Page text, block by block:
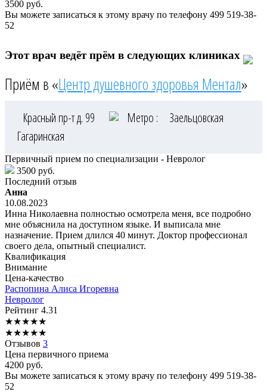
3500 руб.
Вы можете записаться к этому врачу по телефону 499 519-38-
52
Этот врач ведёт прём в следующих клиниках
Приём в «Центр душевного здоровья Ментал»
Красный пр-т д. 99 Метро :
Заельцовская
Гагаринская
Первичный прием по специализации - Невролог
3500 руб.
Последний отзыв
Анна
10.08.2023
Инна Николаевна полностью осмотрела меня, все подробно
мне объяснила на доступном языке. И выписала мне
назначение. Прием длился 40 минут. Доктор профессионал
своего дела, опытный специалист.
Квалификация
Внимание
Цена-качество
Распопина Алиса Игоревна
Невролог
Рейтинг 4.31
★★★★★
★★★★★
Отзывов 3
Цена первичного приема
4200 руб.
Вы можете записаться к этому врачу по телефону 499 519-38-
52